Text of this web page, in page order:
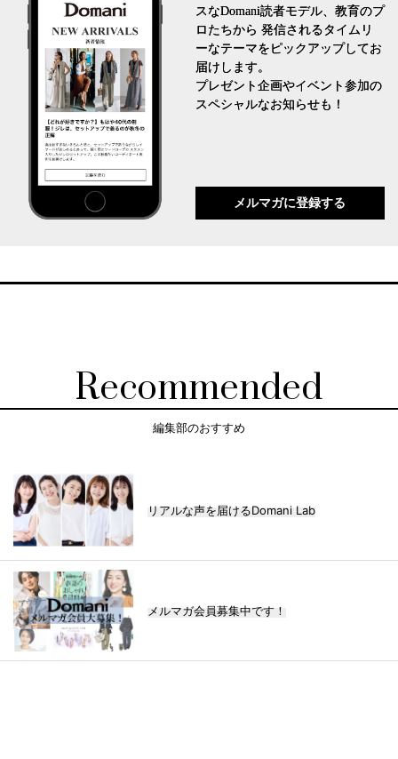
スなDomani読者モデル、教育のプ
ロたちから 発信されるタイムリ
ーなテーマをピックアップしてお
届けします。
プレゼント企画やイベント参加の
スペシャルなお知らせも！
メルマガに登録する
Recommended
編集部のおすすめ
リアルな声を届けるDomani Lab
メルマガ会員募集中です！